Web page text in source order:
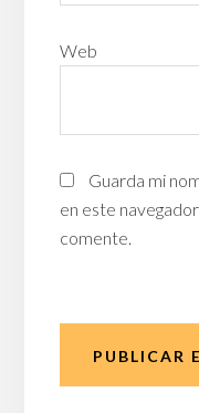
Web
Guarda mi
en este
comente.